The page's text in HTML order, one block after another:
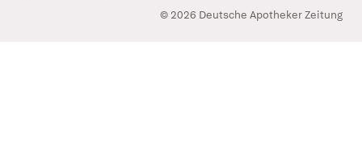
© 2026 Deutsche Apotheker Zeitung